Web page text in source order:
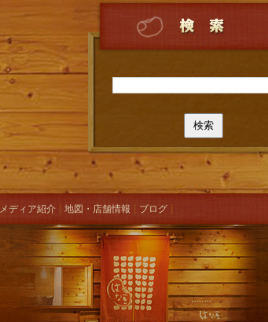
メディア紹介 地図・店舗情報 ブログ|